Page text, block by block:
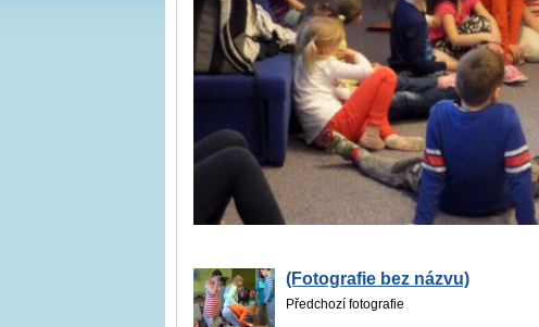
(Fotografie bez názvu)
Předchozí fotografie